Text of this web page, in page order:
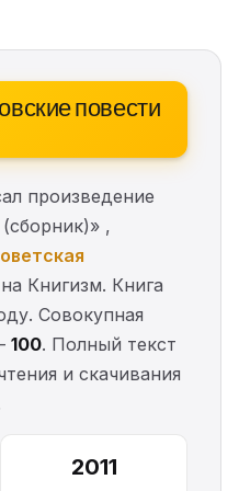
повести
произведение
,
на Книгизм. Книга
Совокупная
100. Полный текст
и скачивания
2011